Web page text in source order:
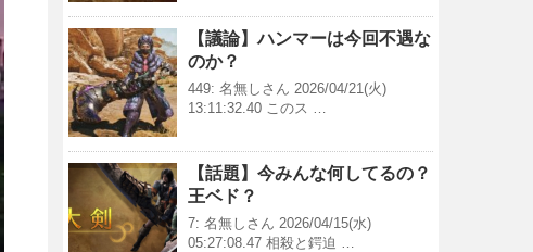
【議論】ハンマーは今回不遇な
のか？
449: 名無しさん 2026/04/21(火)
13:11:32.40 このス …
【話題】今みんな何してるの？
王ベド？
7: 名無しさん 2026/04/15(水)
05:27:08.47 相殺と鍔迫 …